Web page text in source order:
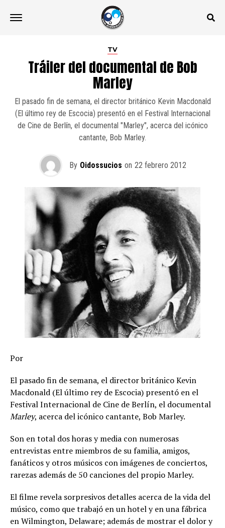
TV
Tráiler del documental de Bob
Marley
El pasado fin de semana, el director británico Kevin Macdonald
(El último rey de Escocia) presentó en el Festival Internacional
de Cine de Berlín, el documental "Marley", acerca del icónico
cantante, Bob Marley.
By Oidossucios on 22 febrero 2012
Por
El pasado fin de semana, el director británico Kevin
Macdonald (El último rey de Escocia) presentó en el
Festival Internacional de Cine de Berlín, el documental
Marley, acerca del icónico cantante, Bob Marley.
Son en total dos horas y media con numerosas
entrevistas entre miembros de su familia, amigos,
fanáticos y otros músicos con imágenes de conciertos,
rarezas además de 50 canciones del propio Marley.
El filme revela sorpresivos detalles acerca de la vida del
músico, como que trabajó en un hotel y en una fábrica
en Wilmington, Delaware; además de mostrar el dolor y